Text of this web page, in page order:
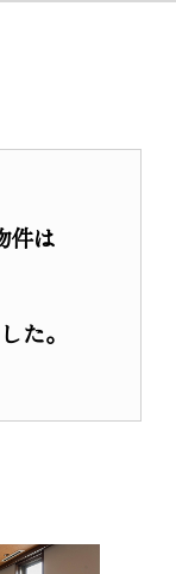
件は
た。